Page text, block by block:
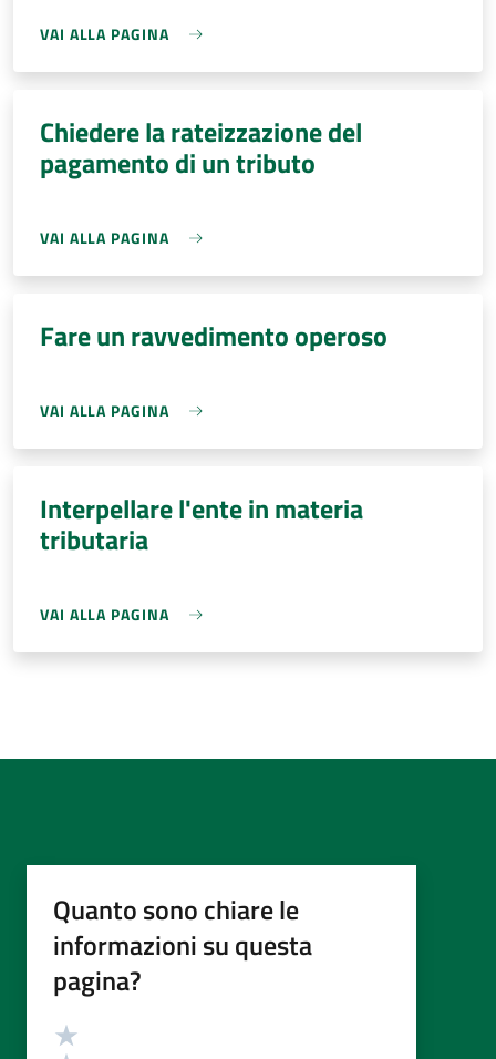
VAI ALLA PAGINA
Chiedere la rateizzazione del
pagamento di un tributo
VAI ALLA PAGINA
Fare un ravvedimento operoso
VAI ALLA PAGINA
Interpellare l'ente in materia
tributaria
VAI ALLA PAGINA
Quanto sono chiare le
informazioni su questa
pagina?
Valutazione